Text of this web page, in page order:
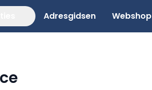
Adresgidsen Webshop